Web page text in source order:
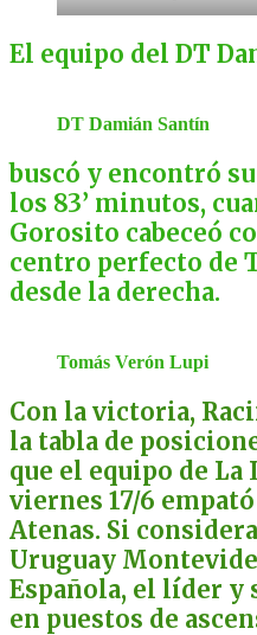
El equipo del DT
DT Damián Santín
buscó y encontró
los 83’ minutos,
Gorosito cabeceó
centro perfecto de
desde la derecha.
Tomás Verón Lupi
Con la victoria,
la tabla de
que el equipo de La
viernes 17/6
Atenas. Si
Uruguay
Española, el líder y
en puestos de